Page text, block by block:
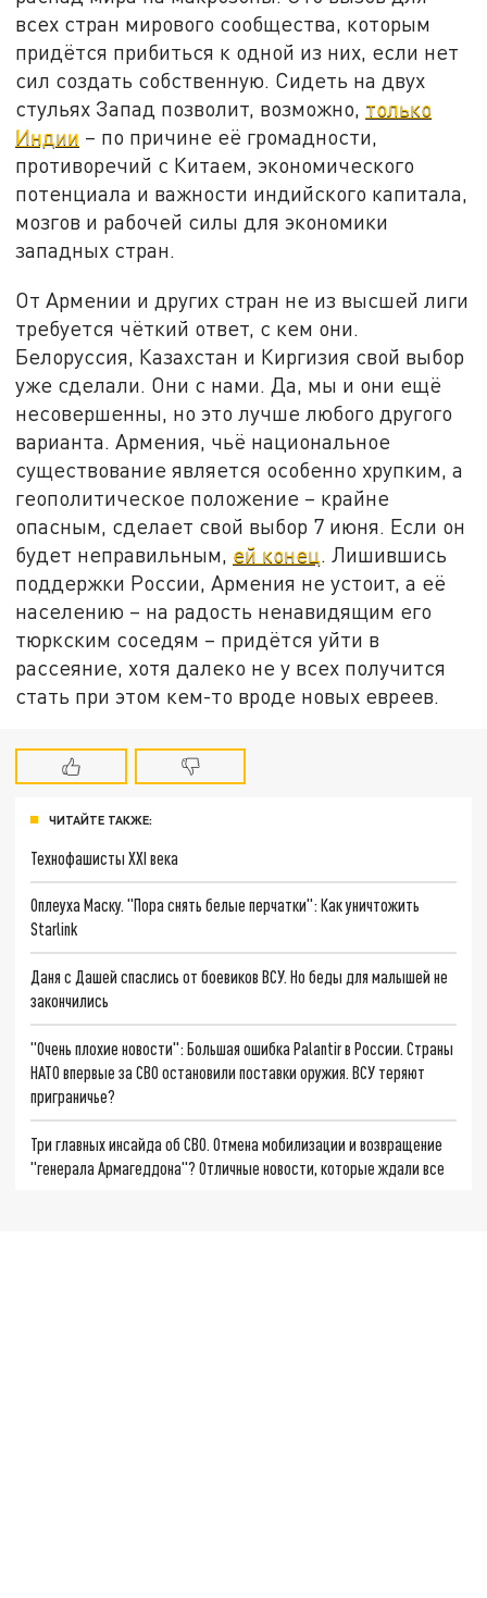
всех стран мирового сообщества, которым
придётся прибиться к одной из них, если нет
сил создать собственную. Сидеть на двух
стульях Запад позволит, возможно, только
Индии – по причине её громадности,
противоречий с Китаем, экономического
потенциала и важности индийского капитала,
мозгов и рабочей силы для экономики
западных стран.
От Армении и других стран не из высшей лиги
требуется чёткий ответ, с кем они.
Белоруссия, Казахстан и Киргизия свой выбор
уже сделали. Они с нами. Да, мы и они ещё
несовершенны, но это лучше любого другого
варианта. Армения, чьё национальное
существование является особенно хрупким, а
геополитическое положение – крайне
опасным, сделает свой выбор 7 июня. Если он
будет неправильным, ей конец. Лишившись
поддержки России, Армения не устоит, а её
населению – на радость ненавидящим его
тюркским соседям – придётся уйти в
рассеяние, хотя далеко не у всех получится
стать при этом кем-то вроде новых евреев.
ЧИТАЙТЕ ТАКЖЕ:
Технофашисты XXI века
Оплеуха Маску. "Пора снять белые перчатки": Как уничтожить
Starlink
Даня с Дашей спаслись от боевиков ВСУ. Но беды для малышей не
закончились
"Очень плохие новости": Большая ошибка Palantir в России. Страны
НАТО впервые за СВО остановили поставки оружия. ВСУ теряют
приграничье?
Три главных инсайда об СВО. Отмена мобилизации и возвращение
"генерала Армагеддона"? Отличные новости, которые ждали все